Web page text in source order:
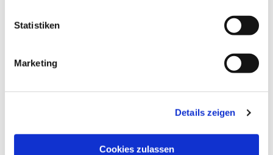
Statistiken
Marketing
Details zeigen
Cookies zulassen